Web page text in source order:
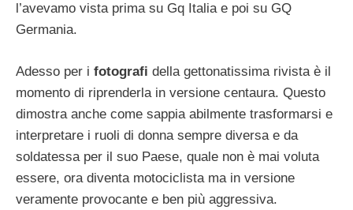
l’avevamo vista prima su Gq Italia e poi su GQ
Germania.
Adesso per i fotografi della gettonatissima rivista è il
momento di riprenderla in versione centaura. Questo
dimostra anche come sappia abilmente trasformarsi e
interpretare i ruoli di donna sempre diversa e da
soldatessa per il suo Paese, quale non è mai voluta
essere, ora diventa motociclista ma in versione
veramente provocante e ben più aggressiva.